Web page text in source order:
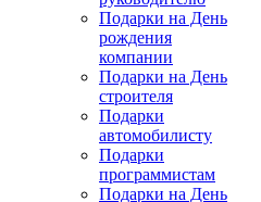
Подарки на День
рождения
компании
Подарки на День
строителя
Подарки
автомобилисту
Подарки
программистам
Подарки на День